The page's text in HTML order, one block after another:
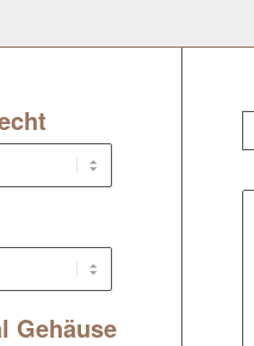
Gehäuse